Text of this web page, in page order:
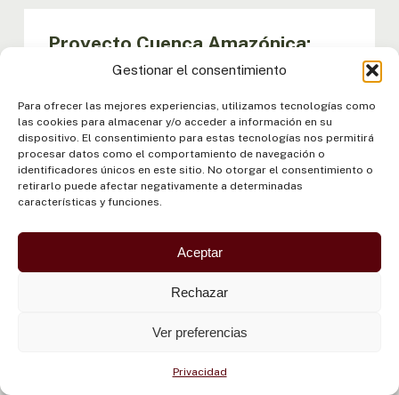
Gestionar el consentimiento
Para ofrecer las mejores experiencias, utilizamos tecnologías como
las cookies para almacenar y/o acceder a información en su
dispositivo. El consentimiento para estas tecnologías nos permitirá
procesar datos como el comportamiento de navegación o
identificadores únicos en este sitio. No otorgar el consentimiento o
retirarlo puede afectar negativamente a determinadas
características y funciones.
Aceptar
Rechazar
Ver preferencias
Privacidad
Proyecto Cuenca Amazónica:
Implementación del Programa de
María Apostolova
COORDINADORA
Fernando Cisnero
ANALISTA FINANCIERO